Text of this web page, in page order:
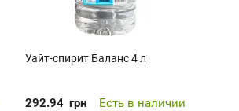
Уайт-спирит Баланс 4 л
292.94 грн Есть в наличии